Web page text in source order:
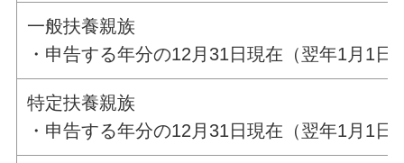
一般扶養親族
・申告する年分の12月31日現在（翌年1月1
特定扶養親族
・申告する年分の12月31日現在（翌年1月1